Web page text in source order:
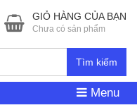
Tìm kiếm
GIỎ HÀNG CỦA BẠN
Chưa có sản phẩm
Menu